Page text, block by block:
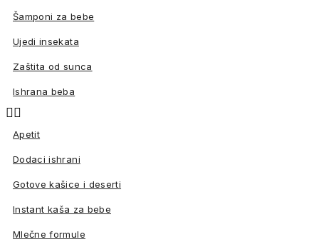
Šamponi za bebe
Ujedi insekata
Zaštita od sunca
Ishrana beba

Apetit
Dodaci ishrani
Gotove kašice i deserti
Instant kaša za bebe
Mlečne formule